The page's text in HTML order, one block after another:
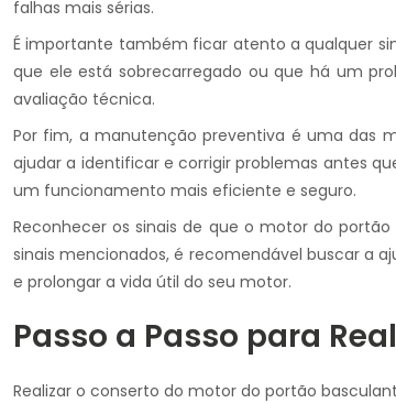
falhas mais sérias.
É importante também ficar atento a qualquer
que ele está sobrecarregado ou que há um
avaliação técnica.
Por fim, a manutenção preventiva é uma das
ajudar a identificar e corrigir problemas antes
um funcionamento mais eficiente e seguro.
Reconhecer os sinais de que o motor do
sinais mencionados, é recomendável buscar a
e prolongar a vida útil do seu motor.
Passo a Passo para
Realizar o conserto do motor do portão